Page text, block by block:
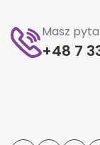
Masz
+48 7